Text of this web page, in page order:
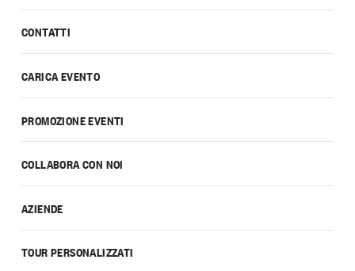
CONTATTI
CARICA EVENTO
PROMOZIONE EVENTI
COLLABORA CON NOI
AZIENDE
TOUR PERSONALIZZATI